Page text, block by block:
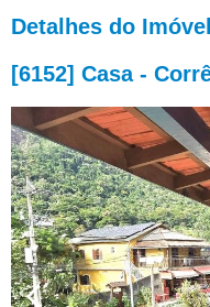
Detalhes do Imóvel
[6152] Casa -